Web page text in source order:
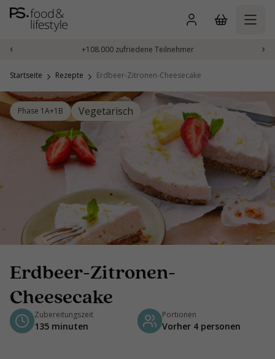
Zum
Inhalt
springen
‹ +108.000 zufriedene Teilnehmer ›
Startseite Rezepte Erdbeer-Zitronen-Cheesecake
Phase 1A+1B Vegetarisch
Erdbeer-Zitronen-
Cheesecake
Zubereitungszeit
135 minuten
Portionen
Vorher 4 personen